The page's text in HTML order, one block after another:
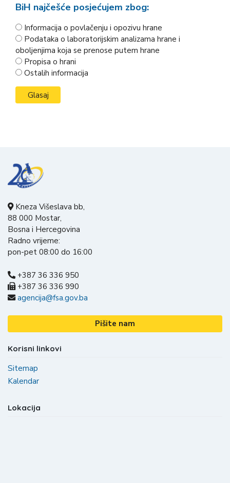
BiH najčešće posjećujem zbog:
Informacija o povlačenju i opozivu hrane
Podataka o laboratorijskim analizama hrane i
oboljenjima koja se prenose putem hrane
Propisa o hrani
Ostalih informacija
Kneza Višeslava bb,
88 000 Mostar,
Bosna i Hercegovina
Radno vrijeme:
pon-pet 08:00 do 16:00
+387 36 336 950
+387 36 336 990
agencija@fsa.gov.ba
Pišite nam
Korisni linkovi
Sitemap
Kalendar
Lokacija